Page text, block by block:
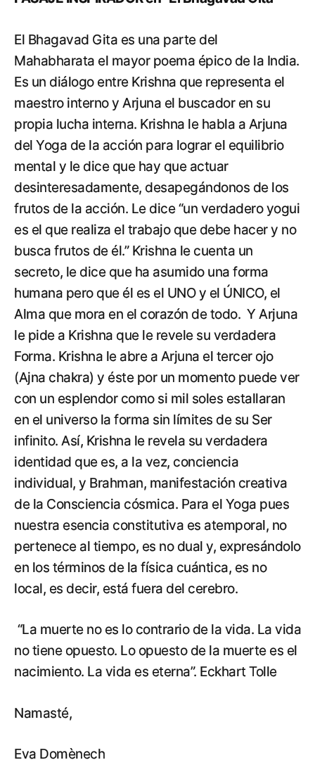
El Bhagavad Gita es una parte del
Mahabharata el mayor poema épico de la India.
Es un diálogo entre Krishna que representa el
maestro interno y Arjuna el buscador en su
propia lucha interna. Krishna le habla a Arjuna
del Yoga de la acción para lograr el equilibrio
mental y le dice que hay que actuar
desinteresadamente, desapegándonos de los
frutos de la acción. Le dice “un verdadero yogui
es el que realiza el trabajo que debe hacer y no
busca frutos de él.” Krishna le cuenta un
secreto, le dice que ha asumido una forma
humana pero que él es el UNO y el ÚNICO, el
Alma que mora en el corazón de todo. Y Arjuna
le pide a Krishna que le revele su verdadera
Forma. Krishna le abre a Arjuna el tercer ojo
(Ajna chakra) y éste por un momento puede ver
con un esplendor como si mil soles estallaran
en el universo la forma sin límites de su Ser
infinito. Así, Krishna le revela su verdadera
identidad que es, a la vez, conciencia
individual, y Brahman, manifestación creativa
de la Consciencia cósmica. Para el Yoga pues
nuestra esencia constitutiva es atemporal, no
pertenece al tiempo, es no dual y, expresándolo
en los términos de la física cuántica, es no
local, es decir, está fuera del cerebro.
“La muerte no es lo contrario de la vida. La vida
no tiene opuesto. Lo opuesto de la muerte es el
nacimiento. La vida es eterna”. Eckhart Tolle
Namasté,
Eva Domènech